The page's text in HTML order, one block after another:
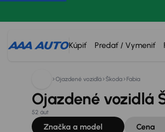
Kúpiť Predať / Vymeniť
Hľadáte:
Ojazdené vozidlá Škoda Fabia
Ojazdené vozidlá
52 áut
Značka a model Cena